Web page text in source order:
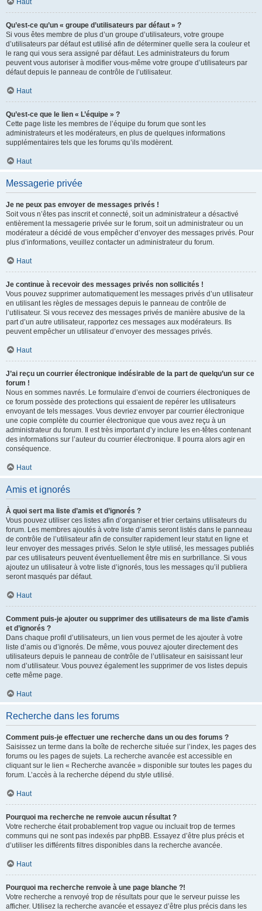
Haut
Qu’est-ce qu’un « groupe d’utilisateurs par défaut » ?
Si vous êtes membre de plus d’un groupe d’utilisateurs, votre groupe
d’utilisateurs par défaut est utilisé afin de déterminer quelle sera la couleur et
le rang qui vous sera assigné par défaut. Les administrateurs du forum
peuvent vous autoriser à modifier vous-même votre groupe d’utilisateurs par
défaut depuis le panneau de contrôle de l’utilisateur.
Haut
Qu’est-ce que le lien « L’équipe » ?
Cette page liste les membres de l’équipe du forum que sont les
administrateurs et les modérateurs, en plus de quelques informations
supplémentaires tels que les forums qu’ils modèrent.
Haut
Messagerie privée
Je ne peux pas envoyer de messages privés !
Soit vous n’êtes pas inscrit et connecté, soit un administrateur a désactivé
entièrement la messagerie privée sur le forum, soit un administrateur ou un
modérateur a décidé de vous empêcher d’envoyer des messages privés. Pour
plus d’informations, veuillez contacter un administrateur du forum.
Haut
Je continue à recevoir des messages privés non sollicités !
Vous pouvez supprimer automatiquement les messages privés d’un utilisateur
en utilisant les règles de messages depuis le panneau de contrôle de
l’utilisateur. Si vous recevez des messages privés de manière abusive de la
part d’un autre utilisateur, rapportez ces messages aux modérateurs. Ils
peuvent empêcher un utilisateur d’envoyer des messages privés.
Haut
J’ai reçu un courrier électronique indésirable de la part de quelqu’un sur ce
forum !
Nous en sommes navrés. Le formulaire d’envoi de courriers électroniques de
ce forum possède des protections qui essaient de repérer les utilisateurs
envoyant de tels messages. Vous devriez envoyer par courrier électronique
une copie complète du courrier électronique que vous avez reçu à un
administrateur du forum. Il est très important d’y inclure les en-têtes contenant
des informations sur l’auteur du courrier électronique. Il pourra alors agir en
conséquence.
Haut
Amis et ignorés
À quoi sert ma liste d’amis et d’ignorés ?
Vous pouvez utiliser ces listes afin d’organiser et trier certains utilisateurs du
forum. Les membres ajoutés à votre liste d’amis seront listés dans le panneau
de contrôle de l’utilisateur afin de consulter rapidement leur statut en ligne et
leur envoyer des messages privés. Selon le style utilisé, les messages publiés
par ces utilisateurs peuvent éventuellement être mis en surbrillance. Si vous
ajoutez un utilisateur à votre liste d’ignorés, tous les messages qu’il publiera
seront masqués par défaut.
Haut
Comment puis-je ajouter ou supprimer des utilisateurs de ma liste d’amis
et d’ignorés ?
Dans chaque profil d’utilisateurs, un lien vous permet de les ajouter à votre
liste d’amis ou d’ignorés. De même, vous pouvez ajouter directement des
utilisateurs depuis le panneau de contrôle de l’utilisateur en saisissant leur
nom d’utilisateur. Vous pouvez également les supprimer de vos listes depuis
cette même page.
Haut
Recherche dans les forums
Comment puis-je effectuer une recherche dans un ou des forums ?
Saisissez un terme dans la boîte de recherche située sur l’index, les pages des
forums ou les pages de sujets. La recherche avancée est accessible en
cliquant sur le lien « Recherche avancée » disponible sur toutes les pages du
forum. L’accès à la recherche dépend du style utilisé.
Haut
Pourquoi ma recherche ne renvoie aucun résultat ?
Votre recherche était probablement trop vague ou incluait trop de termes
communs qui ne sont pas indexés par phpBB. Essayez d’être plus précis et
d’utiliser les différents filtres disponibles dans la recherche avancée.
Haut
Pourquoi ma recherche renvoie à une page blanche ?!
Votre recherche a renvoyé trop de résultats pour que le serveur puisse les
afficher. Utilisez la recherche avancée et essayez d’être plus précis dans les